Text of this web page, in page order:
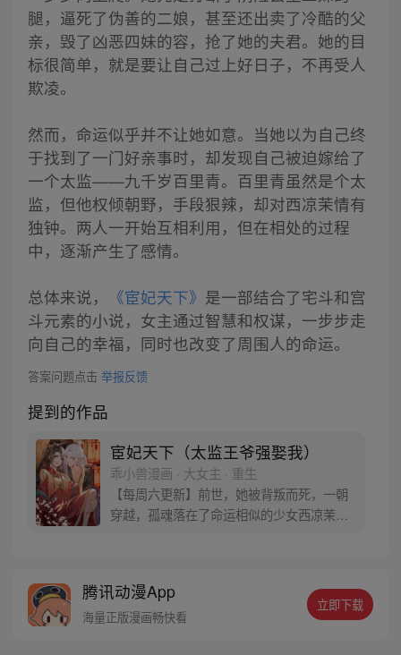
腿，逼死了伪善的二娘，甚至还出卖了冷酷的父
亲，毁了凶恶四妹的容，抢了她的夫君。她的目
标很简单，就是要让自己过上好日子，不再受人
欺凌。
然而，命运似乎并不让她如意。当她以为自己终
于找到了一门好亲事时，却发现自己被迫嫁给了
一个太监——九千岁百里青。百里青虽然是个太
监，但他权倾朝野，手段狠辣，却对西凉茉情有
独钟。两人一开始互相利用，但在相处的过程
中，逐渐产生了感情。
总体来说， 《宦妃天下》 是一部结合了宅斗和宫
斗元素的小说，女主通过智慧和权谋，一步步走
向自己的幸福，同时也改变了周围人的命运。
答案问题点击 举报反馈
提到的作品
宦妃天下（太监王爷强娶我）
乖小兽漫画 · 大女主 · 重生
【每周六更新】前世，她被背叛而死，一朝
穿越，孤魂落在了命运相似的少女西凉茉身
要娶她？虽然你长得貌若天仙，那也是个太
监啊！他们逼着她成了宦妻，那她就当个第
腾讯动漫App
海量正版漫画畅快看
立即下载